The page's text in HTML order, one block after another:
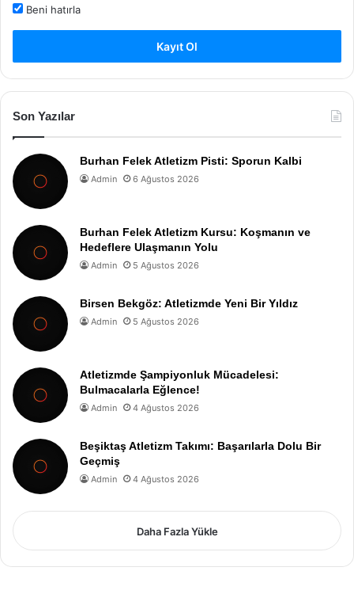
Beni hatırla
Kayıt Ol
Son Yazılar
Burhan Felek Atletizm Pisti: Sporun Kalbi
Admin 6 Ağustos 2026
Burhan Felek Atletizm Kursu: Koşmanın ve
Hedeflere Ulaşmanın Yolu
Admin 5 Ağustos 2026
Birsen Bekgöz: Atletizmde Yeni Bir Yıldız
Admin 5 Ağustos 2026
Atletizmde Şampiyonluk Mücadelesi:
Bulmacalarla Eğlence!
Admin 4 Ağustos 2026
Beşiktaş Atletizm Takımı: Başarılarla Dolu Bir
Geçmiş
Admin 4 Ağustos 2026
Daha Fazla Yükle